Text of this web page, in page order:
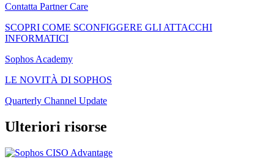
Contatta Partner Care
SCOPRI COME SCONFIGGERE GLI ATTACCHI
INFORMATICI
Sophos Academy
LE NOVITÀ DI SOPHOS
Quarterly Channel Update
Ulteriori risorse